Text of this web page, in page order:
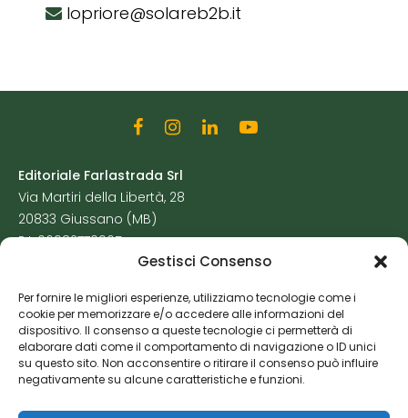
Gestisci Consenso
Per fornire le migliori esperienze, utilizziamo tecnologie come i
cookie per memorizzare e/o accedere alle informazioni del
dispositivo. Il consenso a queste tecnologie ci permetterà di
elaborare dati come il comportamento di navigazione o ID unici
su questo sito. Non acconsentire o ritirare il consenso può influire
negativamente su alcune caratteristiche e funzioni.
lopriore@solareb2b.it
Editoriale Farlastrada Srl
Via Martiri della Libertà, 28
20833 Giussano (MB)
P.I. 06982770965
Cookie Policy
Risorse Aggiuntive